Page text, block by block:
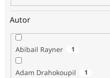
Autor
Abibail Rayner 1
Adam Drahokoupil 1